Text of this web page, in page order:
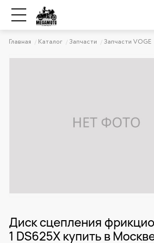
Главная Каталог Запчасти Запчасти VOGE
Диск сцепления
1 DS625X купить в